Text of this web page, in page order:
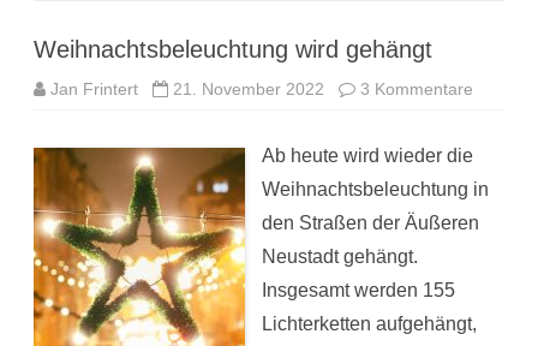
Weihnachtsbeleuchtung wird gehängt
Jan Frintert 21. November 2022 3 Kommentare
Ab heute wird wieder die
Weihnachtsbeleuchtung in
den Straßen der Äußeren
Neustadt gehängt.
Insgesamt werden 155
Lichterketten aufgehängt,